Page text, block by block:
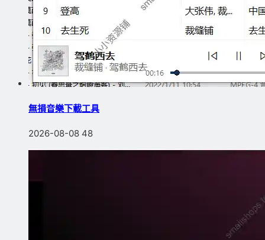
無損音樂下載工具
2026-08-08 48